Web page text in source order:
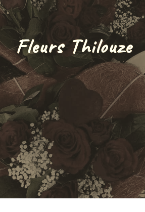
Fleurs Thilouze